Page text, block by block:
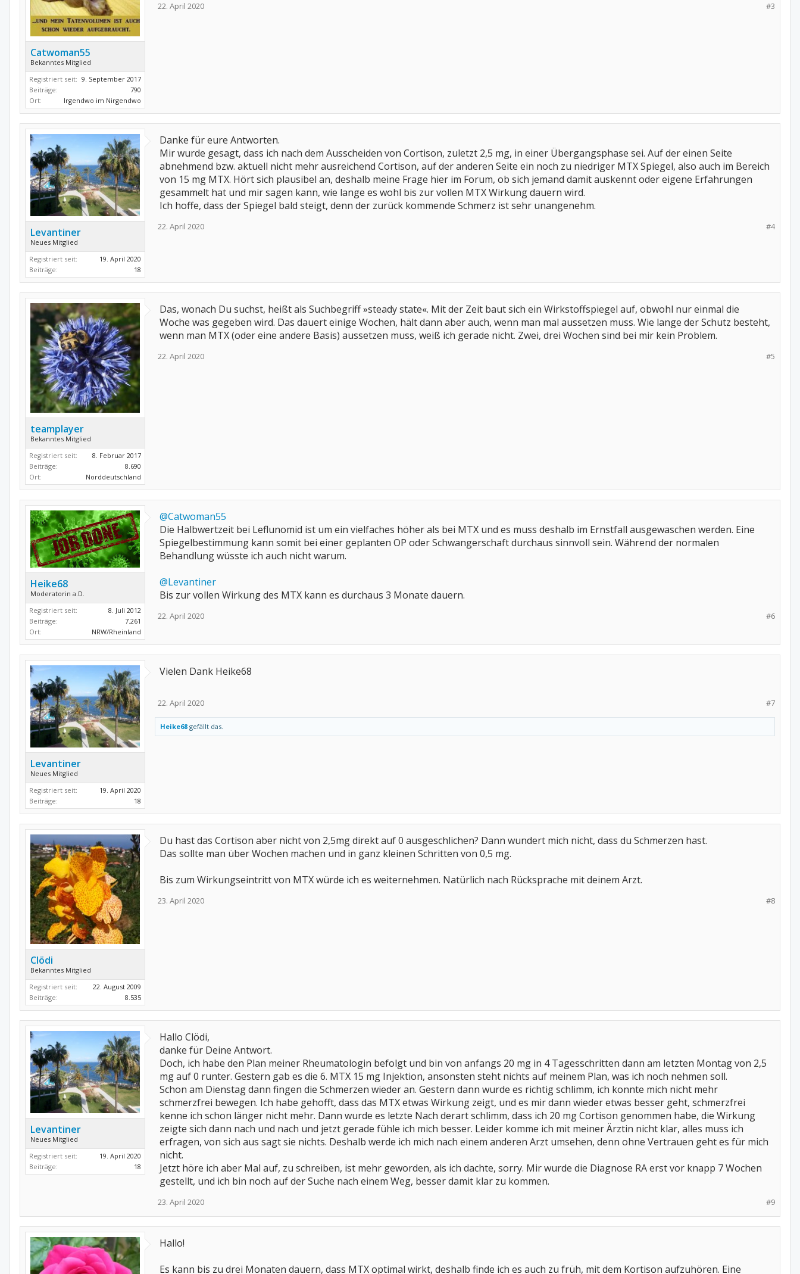
Catwoman55
Bekanntes Mitglied
Registriert seit: 9. September 2017
Beiträge:
790
Ort:
Irgendwo im Nirgendwo
#3
22. April 2020
Levantiner
Neues Mitglied
Registriert seit:
19. April 2020
Beiträge:
18
Danke für eure Antworten.
Mir wurde gesagt, dass ich nach dem Ausscheiden von Cortison, zuletzt 2,5 mg, in einer Übergangsphase sei. Auf der einen Seite
abnehmend bzw. aktuell nicht mehr ausreichend Cortison, auf der anderen Seite ein noch zu niedriger MTX Spiegel, also auch im Bereich
von 15 mg MTX. Hört sich plausibel an, deshalb meine Frage hier im Forum, ob sich jemand damit auskennt oder eigene Erfahrungen
gesammelt hat und mir sagen kann, wie lange es wohl bis zur vollen MTX Wirkung dauern wird.
Ich hoffe, dass der Spiegel bald steigt, denn der zurück kommende Schmerz ist sehr unangenehm.
#4
22. April 2020
teamplayer
Bekanntes Mitglied
Registriert seit:
8. Februar 2017
Beiträge:
8.690
Ort:
Norddeutschland
Das, wonach Du suchst, heißt als Suchbegriff »steady state«. Mit der Zeit baut sich ein Wirkstoffspiegel auf, obwohl nur einmal die
Woche was gegeben wird. Das dauert einige Wochen, hält dann aber auch, wenn man mal aussetzen muss. Wie lange der Schutz besteht,
wenn man MTX (oder eine andere Basis) aussetzen muss, weiß ich gerade nicht. Zwei, drei Wochen sind bei mir kein Problem.
#5
22. April 2020
Heike68
Moderatorin a.D.
Registriert seit:
8. Juli 2012
Beiträge:
7.261
Ort:
NRW/Rheinland
@Catwoman55
Die Halbwertzeit bei Leflunomid ist um ein vielfaches höher als bei MTX und es muss deshalb im Ernstfall ausgewaschen werden. Eine
Spiegelbestimmung kann somit bei einer geplanten OP oder Schwangerschaft durchaus sinnvoll sein. Während der normalen
Behandlung wüsste ich auch nicht warum.
@Levantiner
Bis zur vollen Wirkung des MTX kann es durchaus 3 Monate dauern.
#6
22. April 2020
Levantiner
Neues Mitglied
Registriert seit:
19. April 2020
Beiträge:
18
Vielen Dank Heike68
#7
22. April 2020
Heike68 gefällt das.
Clödi
Bekanntes Mitglied
Registriert seit:
22. August 2009
Beiträge:
8.535
Du hast das Cortison aber nicht von 2,5mg direkt auf 0 ausgeschlichen? Dann wundert mich nicht, dass du Schmerzen hast.
Das sollte man über Wochen machen und in ganz kleinen Schritten von 0,5 mg.
Bis zum Wirkungseintritt von MTX würde ich es weiternehmen. Natürlich nach Rücksprache mit deinem Arzt.
#8
23. April 2020
Levantiner
Neues Mitglied
Registriert seit:
19. April 2020
Beiträge:
18
Hallo Clödi,
danke für Deine Antwort.
Doch, ich habe den Plan meiner Rheumatologin befolgt und bin von anfangs 20 mg in 4 Tagesschritten dann am letzten Montag von 2,5
mg auf 0 runter. Gestern gab es die 6. MTX 15 mg Injektion, ansonsten steht nichts auf meinem Plan, was ich noch nehmen soll.
Schon am Dienstag dann fingen die Schmerzen wieder an. Gestern dann wurde es richtig schlimm, ich konnte mich nicht mehr
schmerzfrei bewegen. Ich habe gehofft, dass das MTX etwas Wirkung zeigt, und es mir dann wieder etwas besser geht, schmerzfrei
kenne ich schon länger nicht mehr. Dann wurde es letzte Nach derart schlimm, dass ich 20 mg Cortison genommen habe, die Wirkung
zeigte sich dann nach und nach und jetzt gerade fühle ich mich besser. Leider komme ich mit meiner Ärztin nicht klar, alles muss ich
erfragen, von sich aus sagt sie nichts. Deshalb werde ich mich nach einem anderen Arzt umsehen, denn ohne Vertrauen geht es für mich
nicht.
Jetzt höre ich aber Mal auf, zu schreiben, ist mehr geworden, als ich dachte, sorry. Mir wurde die Diagnose RA erst vor knapp 7 Wochen
gestellt, und ich bin noch auf der Suche nach einem Weg, besser damit klar zu kommen.
#9
23. April 2020
Hallo!
Es kann bis zu drei Monaten dauern, dass MTX optimal wirkt, deshalb finde ich es auch zu früh, mit dem Kortison aufzuhören. Eine